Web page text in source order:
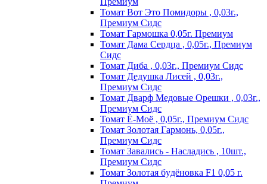
Томат Вот Это Помидоры , 0,03г.,
Премиум Сидс
Томат Гармошка 0,05г. Премиум
Томат Дама Сердца , 0,05г., Премиум
Сидс
Томат Диба , 0,03г., Премиум Сидс
Томат Дедушка Лисей , 0,03г.,
Премиум Сидс
Томат Дварф Медовые Орешки , 0,03г.,
Премиум Сидс
Томат Ё-Моё , 0,05г., Премиум Сидс
Томат Золотая Гармонь, 0,05г.,
Премиум Сидс
Томат Завались - Насладись , 10шт.,
Премиум Сидс
Томат Зoлoтaя бyдёнoвкa F1 0,05 г.